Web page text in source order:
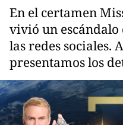
En el certamen
vivió un escándalo
las redes sociales.
presentamos los